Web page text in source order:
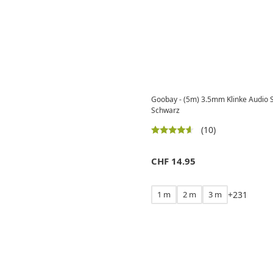
Goobay - (5m) 3.5mm Klinke
Schwarz
(10)
CHF 14.95
1 m 2 m 3 m +231